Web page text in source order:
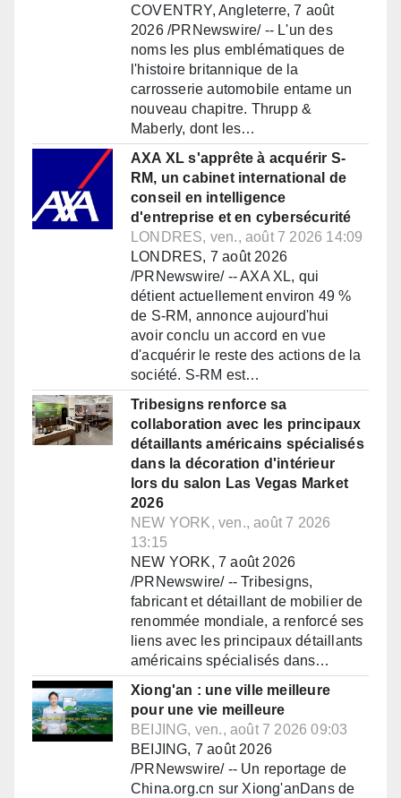
COVENTRY, Angleterre, 7 août
2026 /PRNewswire/ -- L'un des
noms les plus emblématiques de
l'histoire britannique de la
carrosserie automobile entame un
nouveau chapitre. Thrupp &
Maberly, dont les…
AXA XL s'apprête à acquérir S-
RM, un cabinet international de
conseil en intelligence
d'entreprise et en cybersécurité
LONDRES, ven., août 7 2026 14:09
LONDRES, 7 août 2026
/PRNewswire/ -- AXA XL, qui
détient actuellement environ 49 %
de S-RM, annonce aujourd'hui
avoir conclu un accord en vue
d'acquérir le reste des actions de la
société. S-RM est…
Tribesigns renforce sa
collaboration avec les principaux
détaillants américains spécialisés
dans la décoration d'intérieur
lors du salon Las Vegas Market
2026
NEW YORK, ven., août 7 2026
13:15
NEW YORK, 7 août 2026
/PRNewswire/ -- Tribesigns,
fabricant et détaillant de mobilier de
renommée mondiale, a renforcé ses
liens avec les principaux détaillants
américains spécialisés dans…
Xiong'an : une ville meilleure
pour une vie meilleure
BEIJING, ven., août 7 2026 09:03
BEIJING, 7 août 2026
/PRNewswire/ -- Un reportage de
China.org.cn sur Xiong'anDans de